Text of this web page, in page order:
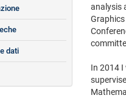
analysis
Graphics
In 2014 I
dati